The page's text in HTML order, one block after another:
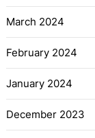
March 2024
February 2024
January 2024
December 2023